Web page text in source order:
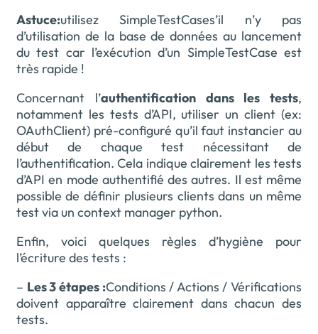
Astuce:utilisez SimpleTestCases’il n’y pas
d’utilisation de la base de données au lancement
du test car l’exécution d’un SimpleTestCase est
très rapide !
Concernant l’authentification dans les tests,
notamment les tests d’API, utiliser un client (ex:
OAuthClient) pré-configuré qu’il faut instancier au
début de chaque test nécessitant de
l’authentification. Cela indique clairement les tests
d’API en mode authentifié des autres. Il est même
possible de définir plusieurs clients dans un même
test via un context manager python.
Enfin, voici quelques règles d’hygiène pour
l’écriture des tests :
– Les 3 étapes :Conditions / Actions / Vérifications
doivent apparaître clairement dans chacun des
tests.